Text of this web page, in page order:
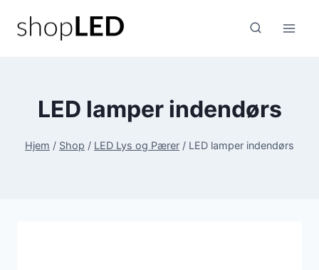
LED lamper indendørs
Hjem / Shop / LED Lys og Pærer / LED lamper indendørs